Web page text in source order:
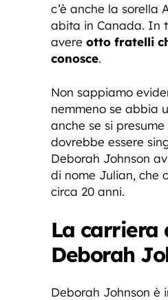
c’è anche la sorella
abita in Canada. In
avere otto fratelli
conosce.
Non sappiamo
nemmeno se abbia
anche se si presume
dovrebbe essere
Deborah Johnson
di nome Julian, che
circa 20 anni.
La carriera
Deborah
Deborah Johnson è